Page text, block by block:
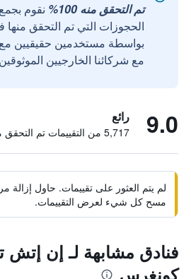
تم التحقق منه 100%
نقوم
الحجوزات التي تم التحقق منها
مع شركائنا الخارجيين
9.0 رائع
5,717 من التقييمات تم التحقق منها
لم يتم العثور على تقييمات. حاول إزالة
مسح كل شيء لعرض التقييمات.
فنادق مشابهة لـ إن إتش
كونغرس